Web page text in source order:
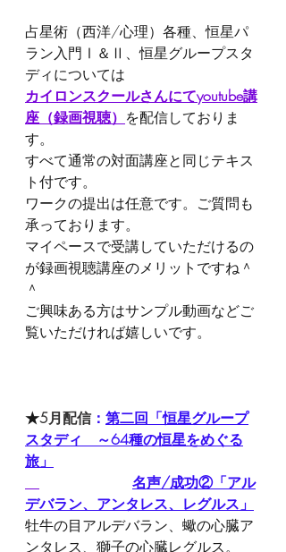
占星術（西洋/心理）各種、恒星パ
ラン入門Ⅰ＆Ⅱ、恒星グループスタ
ディについては
カイロンスクールさんにてyoutube講
座（録画視聴） を配信しておりま
す。
すべて通常の対面講座と同じテキス
ト付です。
ワークの提出は任意です。ご質問も
承っております。
マイペースで受講していただけるの
が録画視聴講座のメリットですね＾
＾
ご興味ある方はサンプル動画などご
覧いただければ嬉しいです。
★5月配信： 第二回「恒星グループ
スタディ　～64種の恒星をめぐる
旅」
名声/成功②「アル
デバラン、アンタレス、レグルス」
牡牛の目アルデバラン、蠍の心臓ア
ンタレス、獅子の心臓レグルス。